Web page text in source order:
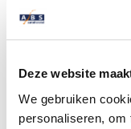
Deze website
We gebruiken
personaliseren,
nu tijdens